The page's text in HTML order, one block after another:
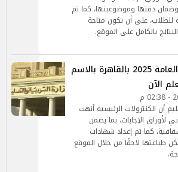
دقتها وموضوعيتها، كما تم
للطلاب، على أن تكون متاحة
بالكامل على الموقع.
رابط نتيجة الثانوية العامة 2025 بالقاهرة بالاسم
الآن
أن الكنترولات الرئيسية أنهت
لأوراق الإجابات، بما يضمن
كما تم إعداد شهادات
طباعتها لاحقًا من خلال الموقع